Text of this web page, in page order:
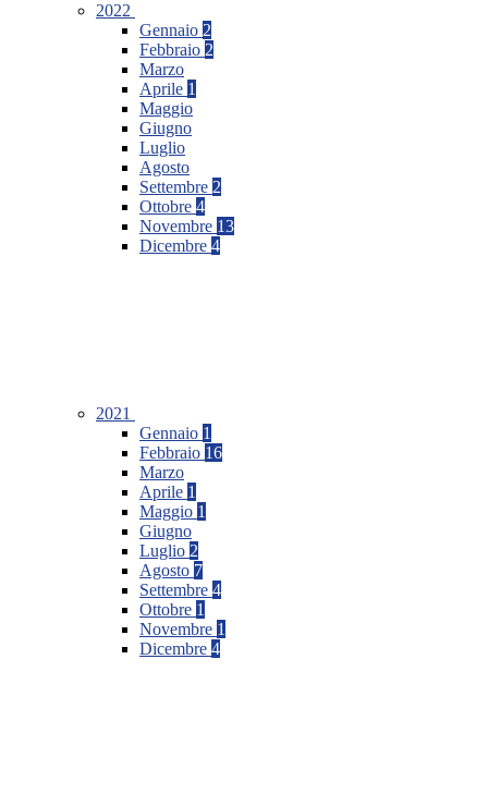
2022
Gennaio 2
Febbraio 2
Marzo
Aprile 1
Maggio
Giugno
Luglio
Agosto
Settembre 2
Ottobre 4
Novembre 13
Dicembre 4
2021
Gennaio 1
Febbraio 16
Marzo
Aprile 1
Maggio 1
Giugno
Luglio 2
Agosto 7
Settembre 4
Ottobre 1
Novembre 1
Dicembre 4